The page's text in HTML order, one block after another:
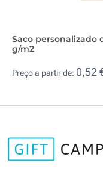
Saco personalizado
g/m2
Preço a partir de: 0,52